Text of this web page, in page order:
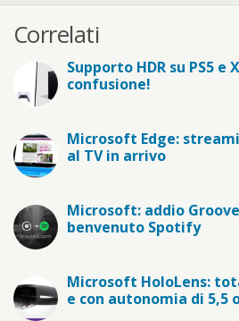
Correlati
Supporto HDR su PS5 e
confusione!
Microsoft Edge:
al TV in arrivo
Microsoft: addio
benvenuto Spotify
Microsoft HoloLens:
e con autonomia di 5,5